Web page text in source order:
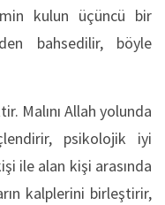
kulun üçüncü bir
bahsedilir, böyle
Malını Allah yolunda
psikolojik iyi
ile alan kişi arasında
kalplerini birleştirir,